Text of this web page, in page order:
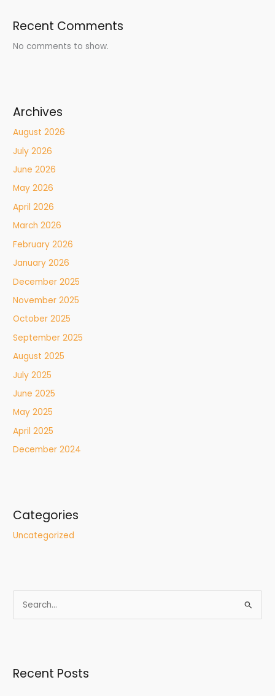
Recent Comments
No comments to show.
Archives
August 2026
July 2026
June 2026
May 2026
April 2026
March 2026
February 2026
January 2026
December 2025
November 2025
October 2025
September 2025
August 2025
July 2025
June 2025
May 2025
April 2025
December 2024
Categories
Uncategorized
e
c
Recent Posts